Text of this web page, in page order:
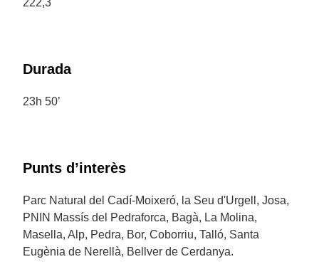
222,3
Durada
23h 50’
Punts d’interès
Parc Natural del Cadí-Moixeró, la Seu d'Urgell, Josa,
PNIN Massís del Pedraforca, Bagà, La Molina,
Masella, Alp, Pedra, Bor, Coborriu, Talló, Santa
Eugènia de Nerellà, Bellver de Cerdanya.